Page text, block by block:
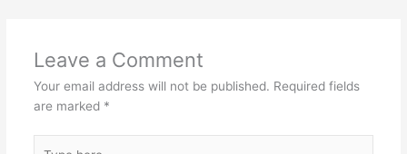
Leave a Comment
Your email address will not be published. Required fields
are marked *